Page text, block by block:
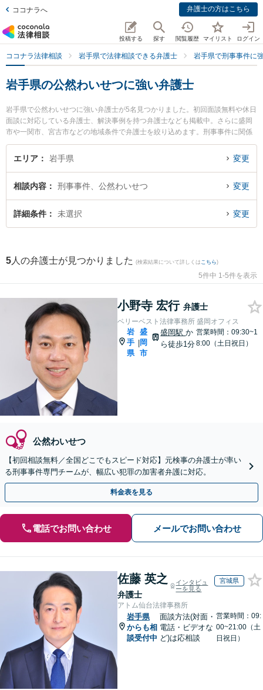
ココナラへ 弁護士の方はこちら
投稿する 探す 閲覧履歴 マイリスト ログイン
ココナラ法律相談 岩手県で法律相談できる弁護士 岩手県で刑事事件に
岩手県の公然わいせつに強い弁護士
岩手県で公然わいせつに強い弁護士が5名見つかりました。初回面談無料や休日
面談に対応している弁護士、解決事例を持つ弁護士なども掲載中。さらに盛岡
市や一関市、宮古市などの地域条件で弁護士を絞り込めます。刑事事件に関係
する加害者側や少年事件、再犯・前科あり等の細かな分野での絞り込み検索も
でき便利です。特にベリーベスト法律事務所 盛岡オフィスの小野寺 宏行弁護士
注目されています。『岩手県で土日や夜間に発生した公然わいせつのトラブル
を今すぐに弁護士に相談したい』『公然わいせつのトラブル解決の実績豊富な
近くの弁護士を検索したい』『初回相談無料で公然わいせつを法律相談できる
エリア 岩手県 変更
相談内容 刑事事件、公然わいせつ 変更
詳細条件 未選択 変更
5 人の弁護士が見つかりました (検索結果について詳しくは こちら)
5件中 1-5件を表示
小野寺 宏行 弁護士
ベリーベスト法律事務所 盛岡オフィス
岩
手
県
|
盛
岡
市
盛岡駅か
ら徒歩1分
営業時間：09:30~1
8:00（土日祝日）
公然わいせつ
【初回相談無料／全国どこでもスピード対応】元検事の弁護士が率い
る刑事事件専門チームが、幅広い犯罪の加害者弁護に対応。
料金表を見る
電話でお問い合わせ メールでお問い合わせ
佐藤 英之
弁護士
インタビュ
ーを見る
宮城県
アトム仙台法律事務所
岩手県
からも相
談受付中
面談方法(対面・
電話・ビデオな
ど)は応相談
営業時間：09:
00~21:00（土
日祝日）